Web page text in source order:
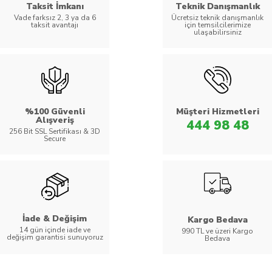
Taksit İmkanı
Vade farksız 2, 3 ya da 6
taksit avantajı
Teknik Danışmanlık
Ücretsiz teknik danışmanlık
için temsilcilerimize
ulaşabilirsiniz
%100 Güvenli
Alışveriş
256 Bit SSL Sertifikası & 3D
Secure
Müşteri Hizmetleri
444 98 48
İade & Değişim
14 gün içinde iade ve
değişim garantisi sunuyoruz
Kargo Bedava
990 TL ve üzeri Kargo
Bedava